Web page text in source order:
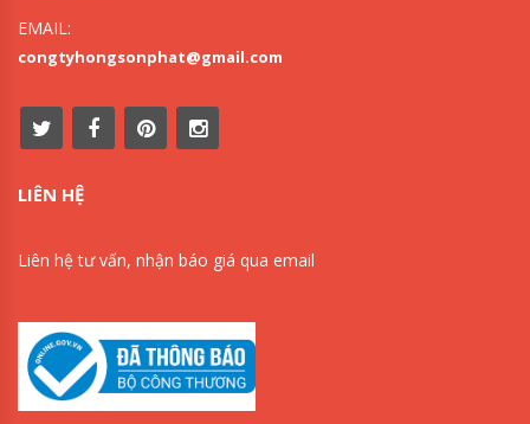
EMAIL:
congtyhongsonphat@gmail.com
LIÊN HỆ
Liên hệ tư vấn, nhận báo giá qua email